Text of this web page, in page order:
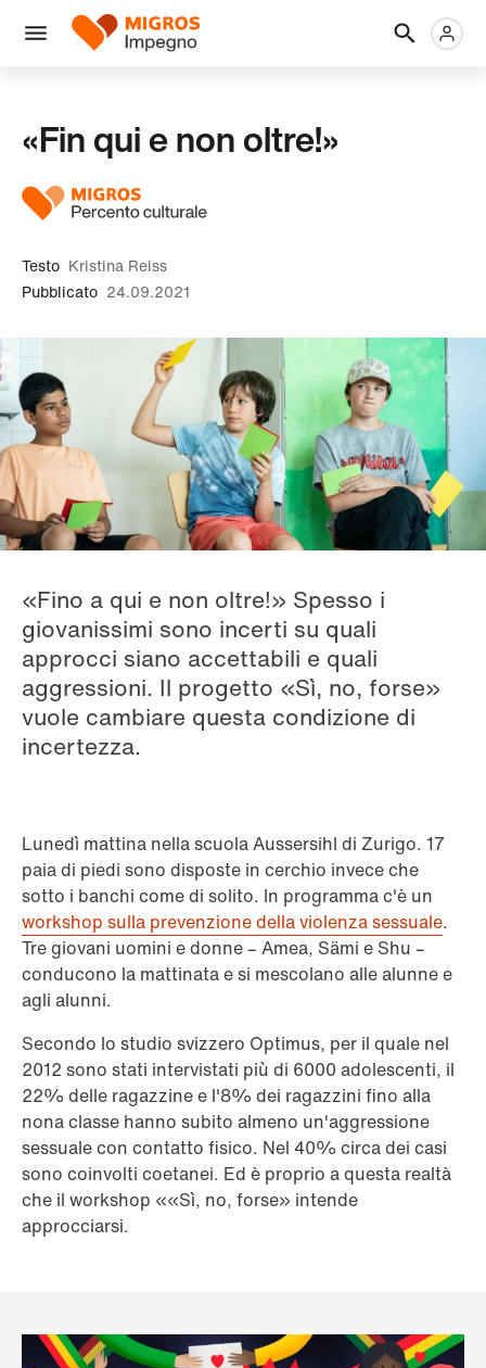
navigazione
Intestazione
Menu
Logo
«Fin qui e non oltre!»
Testo Kristina Reiss
Pubblicato 24.09.2021
«Fino a qui e non oltre!» Spesso i
giovanissimi sono incerti su quali
approcci siano accettabili e quali
aggressioni. Il progetto «Sì, no, forse»
vuole cambiare questa condizione di
incertezza.
Lunedì mattina nella scuola Aussersihl di Zurigo. 17
paia di piedi sono disposte in cerchio invece che
sotto i banchi come di solito. In programma c'è un
workshop sulla prevenzione della violenza sessuale.
Tre giovani uomini e donne – Amea, Sämi e Shu –
conducono la mattinata e si mescolano alle alunne e
agli alunni.
Secondo lo studio svizzero Optimus, per il quale nel
2012 sono stati intervistati più di 6000 adolescenti, il
22% delle ragazzine e l'8% dei ragazzini fino alla
nona classe hanno subito almeno un'aggressione
sessuale con contatto fisico. Nel 40% circa dei casi
sono coinvolti coetanei. Ed è proprio a questa realtà
che il workshop ««Sì, no, forse» intende
approcciarsi.